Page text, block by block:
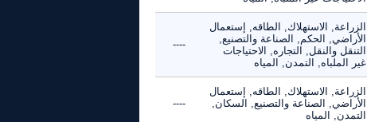
الزراعة, الاستهلاك, الطاقه, إستعمال
الأراضي, الحكم, الصناعة والتصنيع,
التنقل والنقل, التجاره, الاحتياجات
غير الملباه, التمدن, المياه
----
الزراعة, الاستهلاك, الطاقه, إستعمال
الأراضي, الصناعة والتصنيع, السكان,
التمدن, المياه
----